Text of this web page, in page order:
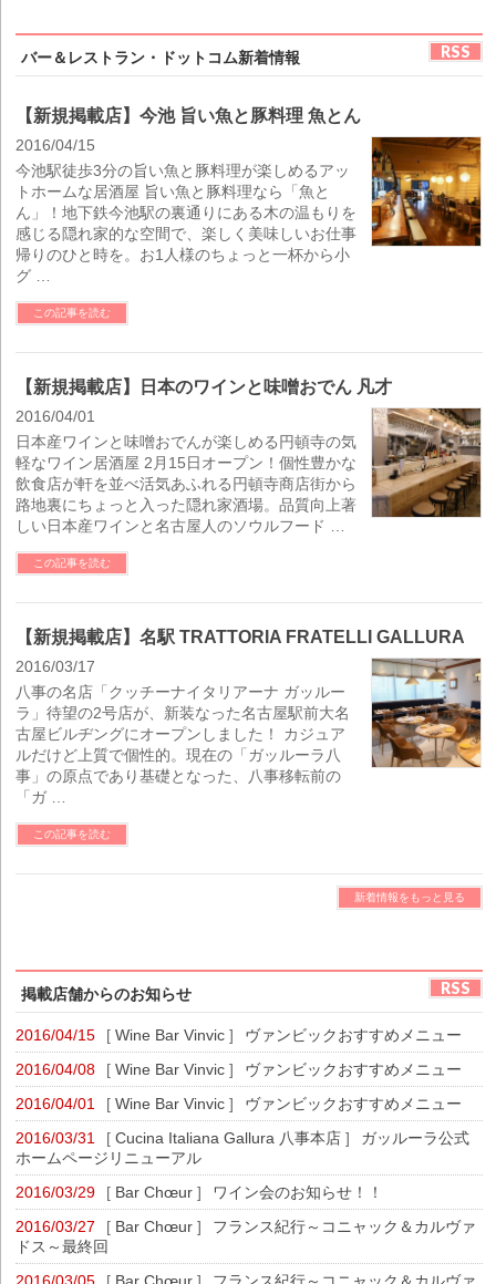
バー＆レストラン・ドットコム新着情報 RSS
【新規掲載店】今池 旨い魚と豚料理 魚とん
2016/04/15
今池駅徒歩3分の旨い魚と豚料理が楽しめるアッ
トホームな居酒屋 旨い魚と豚料理なら「魚と
ん」！地下鉄今池駅の裏通りにある木の温もりを
感じる隠れ家的な空間で、楽しく美味しいお仕事
帰りのひと時を。お1人様のちょっと一杯から小
グ …
この記事を読む
【新規掲載店】日本のワインと味噌おでん 凡才
2016/04/01
日本産ワインと味噌おでんが楽しめる円頓寺の気
軽なワイン居酒屋 2月15日オープン！個性豊かな
飲食店が軒を並べ活気あふれる円頓寺商店街から
路地裏にちょっと入った隠れ家酒場。品質向上著
しい日本産ワインと名古屋人のソウルフード …
この記事を読む
【新規掲載店】名駅 TRATTORIA FRATELLI GALLURA
2016/03/17
八事の名店「クッチーナイタリアーナ ガッルー
ラ」待望の2号店が、新装なった名古屋駅前大名
古屋ビルヂングにオープンしました！ カジュア
ルだけど上質で個性的。現在の「ガッルーラ八
事」の原点であり基礎となった、八事移転前の
「ガ …
この記事を読む
新着情報をもっと見る
掲載店舗からのお知らせ RSS
2016/04/15 [Wine Bar Vinvic ]
ヴァンビックおすすめメニュー
2016/04/08
[Wine Bar Vinvic ]
ヴァンビックおすすめメニュー
2016/04/01
[Wine Bar Vinvic ]
ヴァンビックおすすめメニュー
2016/03/31
[Cucina Italiana Gallura 八事本店 ]
ガッルーラ公式
ホームページリニューアル
2016/03/29
[ Bar Chœur ]
ワイン会のお知らせ！！
2016/03/27
[ Bar Chœur ]
フランス紀行～コニャック＆カルヴァ
ドス～最終回